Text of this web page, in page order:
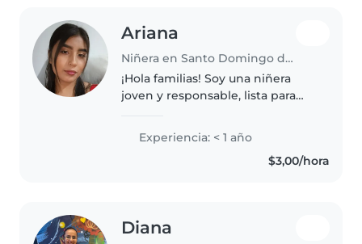
Ariana
Niñera en Santo Domingo de los Colorados
¡Hola familias! Soy una niñera
joven y responsable, lista para
soy nueva en esto, tengo mucha
energía y creatividad para
entretener a los niños. Me
Experiencia: < 1 año
$3,00/hora
Diana